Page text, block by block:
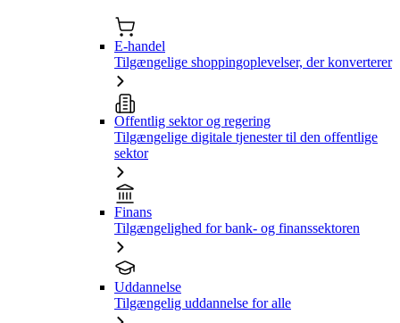
E-handel
Tilgængelige shoppingoplevelser, der konverterer
Offentlig sektor og regering
Tilgængelige digitale tjenester til den offentlige
sektor
Finans
Tilgængelighed for bank- og finanssektoren
Uddannelse
Tilgængelig uddannelse for alle